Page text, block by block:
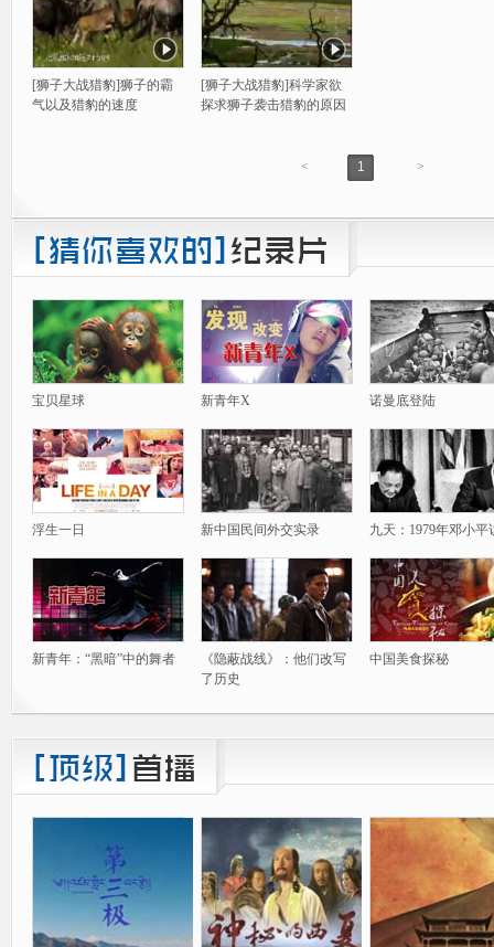
[狮子大战猎豹]狮子的霸
气以及猎豹的速度
[狮子大战猎豹]科学家欲
探求狮子袭击猎豹的原因
< 1 >
宝贝星球 新青年X 诺曼底登陆
浮生一日 新中国民间外交实录 九天：1979年邓小平
新青年：“黑暗”中的舞者
《隐蔽战线》：他们改写
了历史
中国美食探秘